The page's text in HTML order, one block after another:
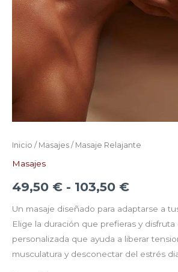
Inicio / Masajes / Masaje Relajante
Masajes
49,50 € - 103,50 €
Un masaje diseñado para adaptarse a
Elige la duración que prefieras y
personalizada que ayuda a liberar
musculatura y desconectar del estrés